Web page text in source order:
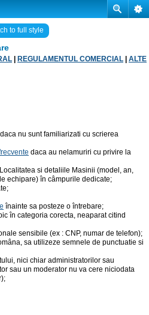
to full style
REGULAMENTUL COMERCIAL
ALTE
daca nu sunt familiarizati cu scrierea
daca au nelamuriri cu privire la
si detaliile Masinii (model, an,
echipare) în câmpurile dedicate;
înainte sa posteze o întrebare;
în categoria corecta, neaparat citind
sensibile (ex : CNP, numar de telefon);
sa utilizeze semnele de punctuatie si
nici chiar administratorilor sau
sau un moderator nu va cere niciodata